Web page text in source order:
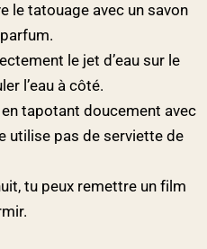
le tatouage avec un savon
le jet d’eau sur le
l’eau à côté.
tapotant doucement avec
utilise pas de serviette de
tu peux remettre un film